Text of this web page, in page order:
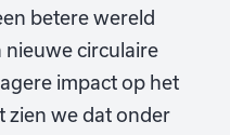
betere wereld
circulaire
impact op het
zien we dat onder